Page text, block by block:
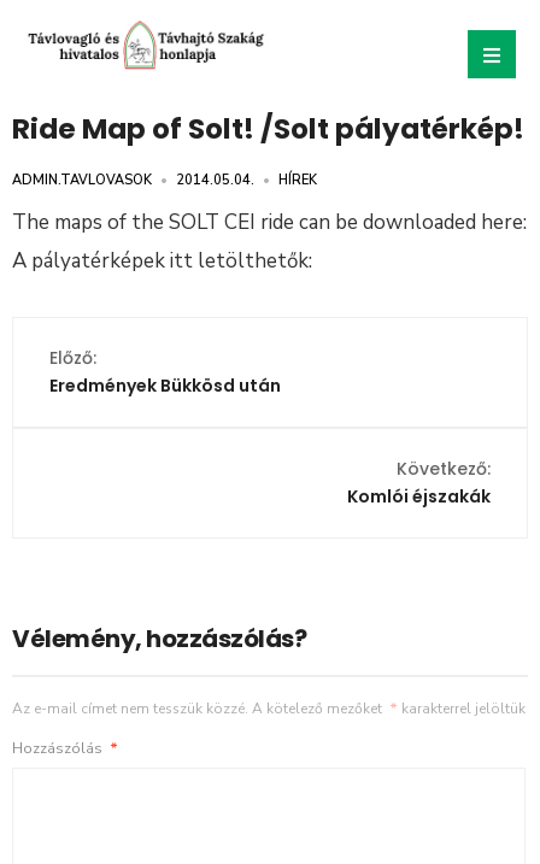
Ride Map of Solt! /Solt pályatérkép!
ADMIN.TAVLOVASOK • 2014.05.04. • HÍREK
The maps of the SOLT CEI ride can be downloaded here:
A pályatérképek itt letölthetők:
Előző:
Eredmények Bükkösd után
Következő:
Komlói éjszakák
Vélemény, hozzászólás?
Az e-mail címet nem tesszük közzé. A kötelező mezőket * karakterrel jelöltük
Hozzászólás *